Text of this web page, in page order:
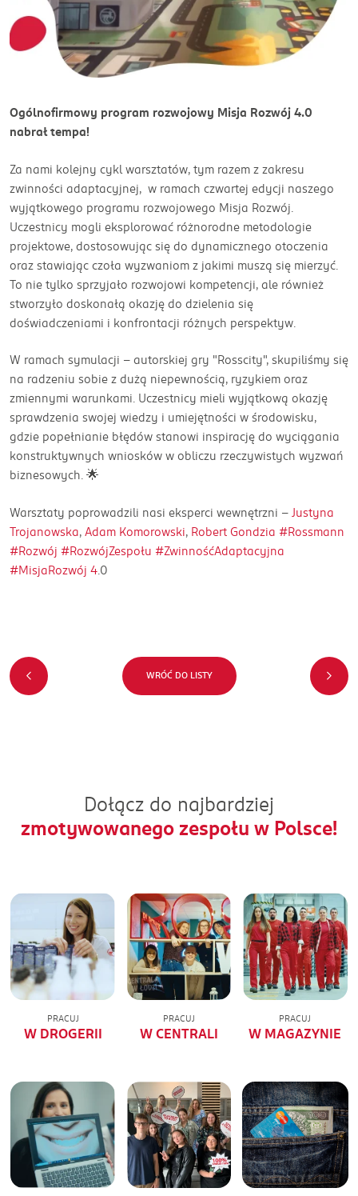
Ogólnofirmowy program rozwojowy Misja Rozwój 4.0
nabrał tempa!
Za nami kolejny cykl warsztatów, tym razem z zakresu
zwinności adaptacyjnej, w ramach czwartej edycji naszego
wyjątkowego programu rozwojowego Misja Rozwój.
Uczestnicy mogli eksplorować różnorodne metodologie
projektowe, dostosowując się do dynamicznego otoczenia
oraz stawiając czoła wyzwaniom z jakimi muszą się mierzyć.
To nie tylko sprzyjało rozwojowi kompetencji, ale również
stworzyło doskonałą okazję do dzielenia się
doświadczeniami i konfrontacji różnych perspektyw.
W ramach symulacji – autorskiej gry "Rosscity", skupiliśmy się
na radzeniu sobie z dużą niepewnością, ryzykiem oraz
zmiennymi warunkami. Uczestnicy mieli wyjątkową okazję
sprawdzenia swojej wiedzy i umiejętności w środowisku,
gdzie popełnianie błędów stanowi inspirację do wyciągania
konstruktywnych wniosków w obliczu rzeczywistych wyzwań
biznesowych. 🌟
Warsztaty poprowadzili nasi eksperci wewnętrzni – Justyna
Trojanowska, Adam Komorowski, Robert Gondzia #Rossmann
#Rozwój #RozwójZespołu #ZwinnośćAdaptacyjna
#MisjaRozwój 4 .0
WRÓĆ DO LISTY
Dołącz do najbardziej
zmotywowanego zespołu w Polsce!
PRACUJ
W DROGERII
PRACUJ
W CENTRALI
PRACUJ
W MAGAZYNIE